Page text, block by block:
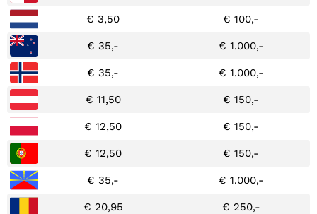
€ 3,50 € 100,-
€ 35,- € 1.000,-
€ 35,- € 1.000,-
€ 11,50 € 150,-
€ 12,50 € 150,-
€ 12,50 € 150,-
€ 35,- € 1.000,-
€ 20,95 € 250,-